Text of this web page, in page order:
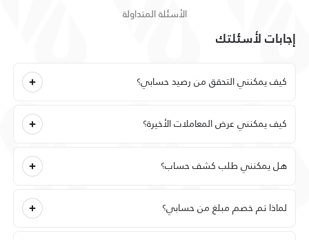
الأسئلة المتداولة
إجابات لأسئلتك
كيف يمكنني التحقق من رصيد حسابي؟
كيف يمكنني عرض المعاملات الأخيرة؟
هل يمكنني طلب كشف حساب؟
لماذا تم خصم مبلغ من حسابي؟